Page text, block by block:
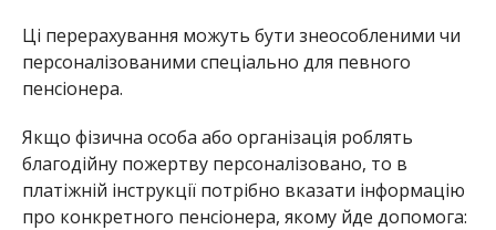
Ці перерахування можуть бути знеособленими чи
персоналізованими спеціально для певного
пенсіонера.
Якщо фізична особа або організація роблять
благодійну пожертву персоналізовано, то в
платіжній інструкції потрібно вказати інформацію
про конкретного пенсіонера, якому йде допомога: